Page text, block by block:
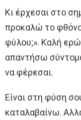
Κι έρχεσαι στο
προκαλώ το
φύλου;». Καλή
απαντήσω σύντομα
να φέρεσαι.
Είναι στη φύση
καταλαβαίνω.